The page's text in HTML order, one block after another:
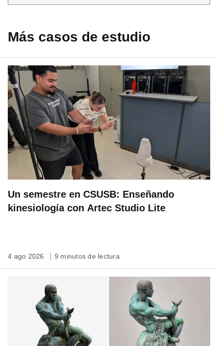
Más casos de estudio
Un semestre en CSUSB: Enseñando
kinesiología con Artec Studio Lite
4 ago 2026 9 minutos de lectura